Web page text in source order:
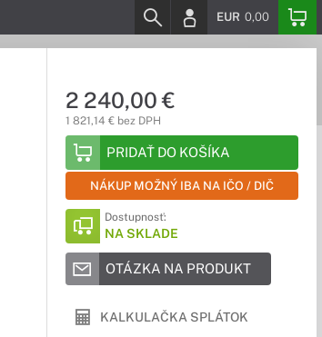
EUR 0,00
2 240,00 €
1 821,14 € bez DPH
PRIDAŤ DO KOŠÍKA
NÁKUP MOŽNÝ IBA NA IČO / DIČ
Dostupnosť:
NA SKLADE
OTÁZKA NA PRODUKT
KALKULAČKA SPLÁTOK